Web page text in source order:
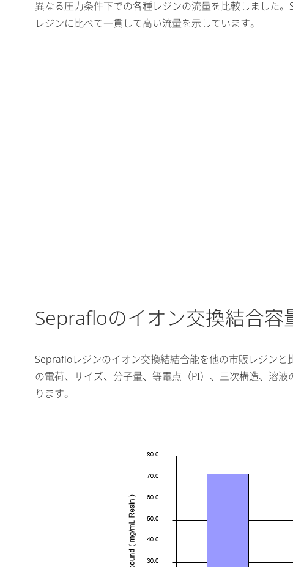
異なる圧力条件下での各種レジンの流量を比較しました
レジンに比べて一貫して高い流量を示しています。
Seprafloのイオン交換結合容
Seprafloレジンのイオン交換結結合能を他の市販レジン
の電荷、サイズ、分子量、等電点（PI）、三次構造、溶
ります。